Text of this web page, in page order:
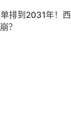
排到2031年！西
？